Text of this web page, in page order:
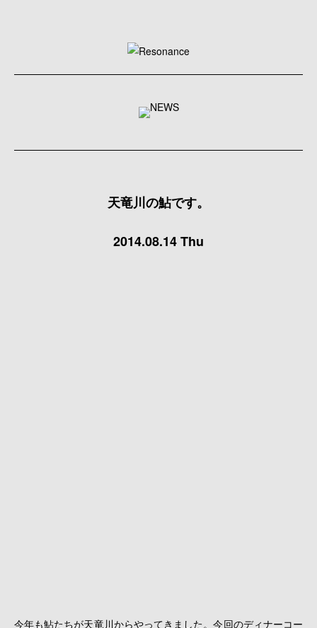
天竜川の鮎です。
2014.08.14 Thu
今年も鮎たちが天竜川からやってきました。今回のディナーコー